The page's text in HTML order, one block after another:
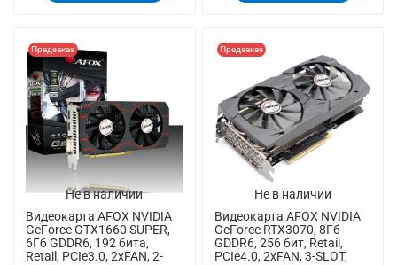
Не в наличии
Предзаказ
Видеокарта AFOX NVIDIA
GeForce GTX1660 SUPER,
6Гб GDDR6, 192 бита,
Retail, PCIe3.0, 2xFAN, 2-
Не в наличии
Предзаказ
Видеокарта AFOX NVIDIA
GeForce RTX3070, 8Гб
GDDR6, 256 бит, Retail,
PCIe4.0, 2xFAN, 3-SLOT,